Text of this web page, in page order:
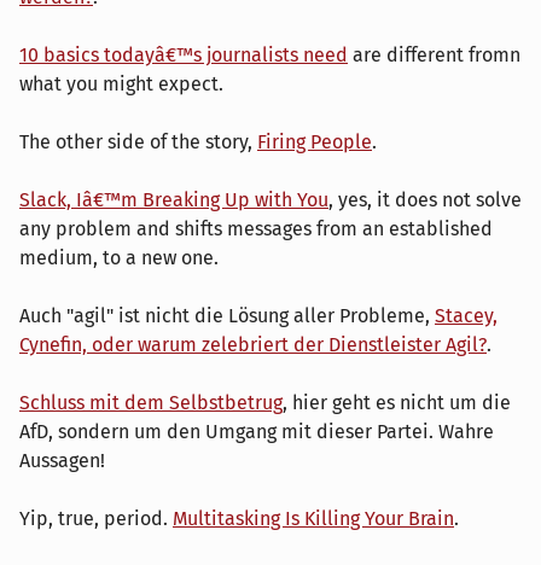
10 basics todayâ€™s journalists need are different fromn
what you might expect.
The other side of the story, Firing People.
Slack, Iâ€™m Breaking Up with You, yes, it does not solve
any problem and shifts messages from an established
medium, to a new one.
Auch "agil" ist nicht die Lösung aller Probleme, Stacey,
Cynefin, oder warum zelebriert der Dienstleister Agil?.
Schluss mit dem Selbstbetrug, hier geht es nicht um die
AfD, sondern um den Umgang mit dieser Partei. Wahre
Aussagen!
Yip, true, period. Multitasking Is Killing Your Brain.